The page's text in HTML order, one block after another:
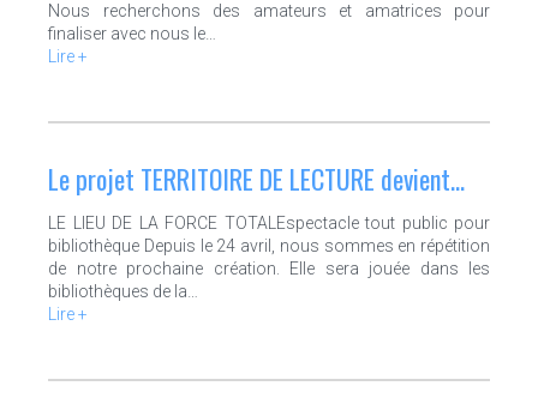
Nous recherchons des amateurs et amatrices pour
finaliser avec nous le…
Lire +
Le projet TERRITOIRE DE LECTURE devient…
LE LIEU DE LA FORCE TOTALEspectacle tout public pour
bibliothèque Depuis le 24 avril, nous sommes en répétition
de notre prochaine création. Elle sera jouée dans les
bibliothèques de la…
Lire +